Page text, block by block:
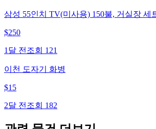
삼성 55인치 TV(미사용) 150불, 거실장 세
$250
1달 전 조회 121
이천 도자기 화병
$15
2달 전 조회 182